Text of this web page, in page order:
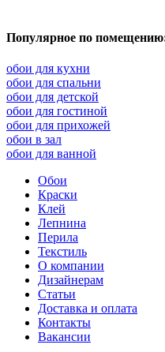
Популярное по
обои для кухни
обои для спальни
обои для детской
обои для гостиной
обои для прихожей
обои в зал
обои для ванной
Обои
Краски
Клей
Лепнина
Перила
Текстиль
О компании
Дизайнерам
Статьи
Доставка и оплата
Контакты
Вакансии